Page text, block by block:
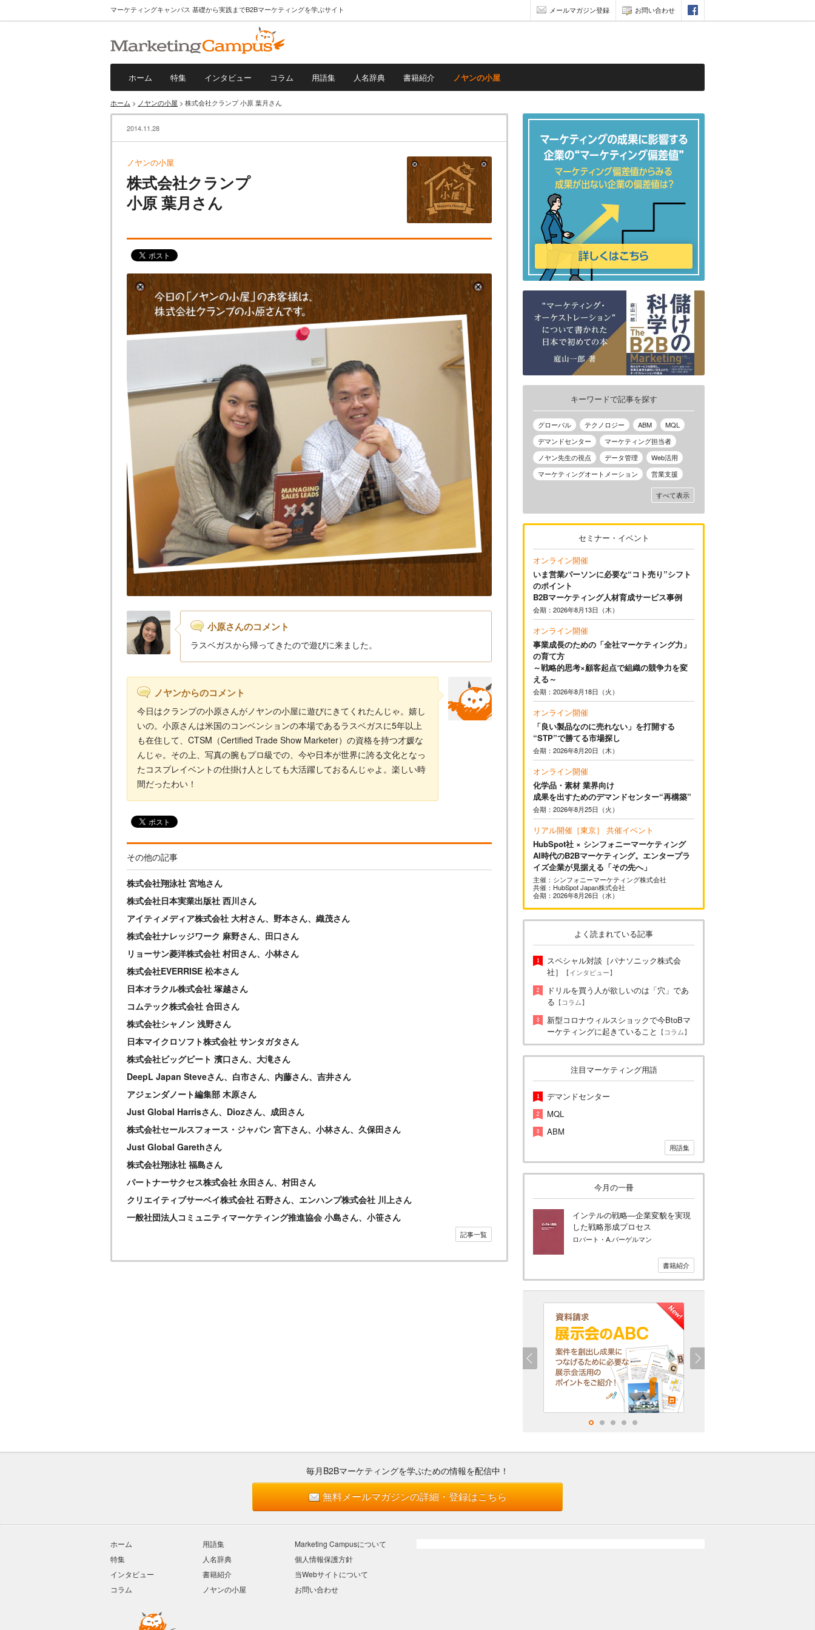
マーケティングキャンパス 基礎から実践までB2Bマーケティングを学ぶサイト メールマガジン登録 お問い合わせ
ホーム 特集 インタビュー コラム 用語集 人名辞典 書籍紹介 ノヤンの小屋
ホーム > ノヤンの小屋 > 株式会社クランプ 小原 葉月さん
2014.11.28
ノヤンの小屋
株式会社クランプ
小原 葉月さん
小原さんのコメント
ラスベガスから帰ってきたので遊びに来ました。
ノヤンからのコメント
今日はクランプの小原さんがノヤンの小屋に遊びにきてくれたんじゃ。嬉し
いの。小原さんは米国のコンベンションの本場であるラスベガスに5年以上
も在住して、CTSM（Certified Trade Show Marketer）の資格を持つ才媛な
んじゃ。その上、写真の腕もプロ級での、今や日本が世界に誇る文化となっ
たコスプレイベントの仕掛け人としても大活躍しておるんじゃよ。楽しい時
間だったわい！
その他の記事
株式会社翔泳社 宮地さん
株式会社日本実業出版社 西川さん
アイティメディア株式会社 大村さん、野本さん、織茂さん
株式会社ナレッジワーク 麻野さん、田口さん
リョーサン菱洋株式会社 村田さん、小林さん
株式会社EVERRISE 松本さん
日本オラクル株式会社 塚越さん
コムテック株式会社 合田さん
株式会社シャノン 浅野さん
日本マイクロソフト株式会社 サンタガタさん
株式会社ビッグビート 濱口さん、大滝さん
DeepL Japan Steveさん、白市さん、内藤さん、吉井さん
アジェンダノート編集部 木原さん
Just Global Harrisさん、Diozさん、成田さん
株式会社セールスフォース・ジャパン 宮下さん、小林さん、久保田さん
Just Global Garethさん
株式会社翔泳社 福島さん
パートナーサクセス株式会社 永田さん、村田さん
クリエイティブサーベイ株式会社 石野さん、エンハンプ株式会社 川上さん
一般社団法人コミュニティマーケティング推進協会 小島さん、小笹さん
記事一覧
キーワードで記事を探す
グローバル テクノロジー ABM
MQL
デマンドセンター
マーケティング担当者
ノヤン先生の視点
データ管理
Web活用
マーケティングオートメーション
営業支援
すべて表示
セミナー・イベント
オンライン開催
いま営業パーソンに必要な“コト売り”シフト
のポイント
B2Bマーケティング人材育成サービス事例
会期：2026年8月13日（木）
オンライン開催
事業成長のための「全社マーケティング力」
の育て方
～戦略的思考×顧客起点で組織の競争力を変
える～
会期：2026年8月18日（火）
オンライン開催
「良い製品なのに売れない」を打開する
“STP”で勝てる市場探し
会期：2026年8月20日（木）
オンライン開催
化学品・素材 業界向け
成果を出すためのデマンドセンター“再構築”
会期：2026年8月25日（火）
リアル開催［東京］ 共催イベント
HubSpot社 × シンフォニーマーケティング
AI時代のB2Bマーケティング。エンタープラ
イズ企業が見据える「その先へ」
主催：シンフォニーマーケティング株式会社
共催：HubSpot Japan株式会社
会期：2026年8月26日（水）
よく読まれている記事
スペシャル対談［パナソニック株式会
社］
【インタビュー】
ドリルを買う人が欲しいのは「穴」であ
る 【コラム】
新型コロナウィルスショックで今BtoBマ
ーケティングに起きていること
【コラム】
注目マーケティング用語
デマンドセンター
MQL
ABM
用語集
今月の一冊
インテルの戦略―企業変貌を実現
した戦略形成プロセス
ロバート・A.バーゲルマン
書籍紹介
毎月B2Bマーケティングを学ぶための情報を配信中！
無料メールマガジンの詳細・登録はこちら
ホーム
特集
インタビュー
コラム
用語集
人名辞典
書籍紹介
ノヤンの小屋
Marketing Campusについて
個人情報保護方針
当Webサイトについて
お問い合わせ